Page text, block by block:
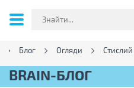
Блог Огляди Стислий
BRAIN-БЛОГ